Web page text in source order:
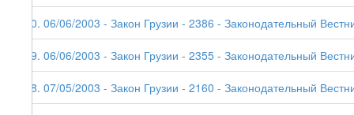
20. 06/06/2003 - Закон Грузии - 2386 - Законодательный
19. 06/06/2003 - Закон Грузии - 2355 - Законодательный
18. 07/05/2003 - Закон Грузии - 2160 - Законодательный